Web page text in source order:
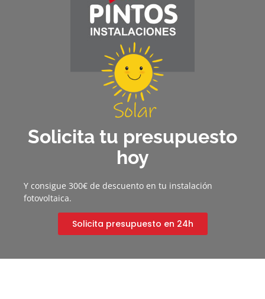
Solicita tu presupuesto
hoy
Y consigue 300€ de descuento en tu instalación
fotovoltaica.
Solicita presupuesto en 24h